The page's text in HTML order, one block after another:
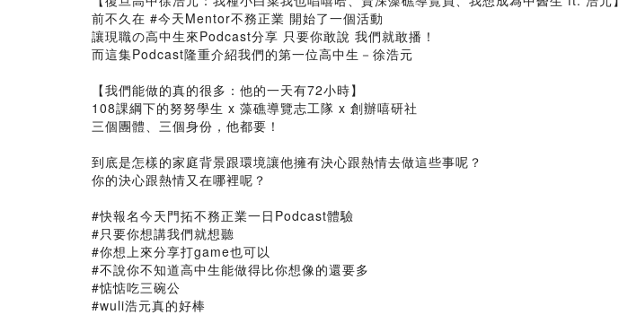
前不久在 #今天Mentor不務正業 開始了一個活動
讓現職の高中生來Podcast分享 只要你敢說 我們就敢播！
而這集Podcast隆重介紹我們的第一位高中生－徐浩元
【我們能做的真的很多：他的一天有72小時】
108課綱下的努努學生 x 藻礁導覽志工隊 x 創辦嘻研社
三個團體、三個身份，他都要！
到底是怎樣的家庭背景跟環境讓他擁有決心跟熱情去做這些事呢？
你的決心跟熱情又在哪裡呢？
#快報名今天門拓不務正業一日Podcast體驗
#只要你想講我們就想聽
#你想上來分享打game也可以
#不說你不知道高中生能做得比你想像的還要多
#惦惦吃三碗公
#wuli浩元真的好棒